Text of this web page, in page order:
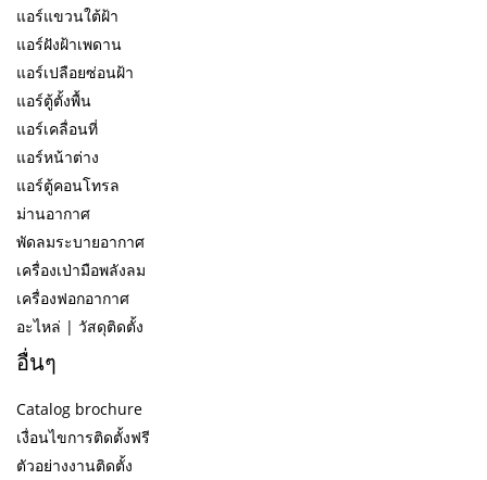
แอร์แขวนใต้ฝ้า
แอร์ฝังฝ้าเพดาน
แอร์เปลือยซ่อนฝ้า
แอร์ตู้ตั้งพื้น
แอร์เคลื่อนที่
แอร์หน้าต่าง
แอร์ตู้คอนโทรล
ม่านอากาศ
พัดลมระบายอากาศ
เครื่องเป่ามือพลังลม
เครื่องฟอกอากาศ
อะไหล่ | วัสดุติดตั้ง
อื่นๆ
Catalog brochure
เงื่อนไขการติดตั้งฟรี
ตัวอย่างงานติดตั้ง